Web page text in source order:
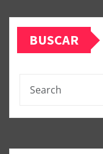
BUSCAR